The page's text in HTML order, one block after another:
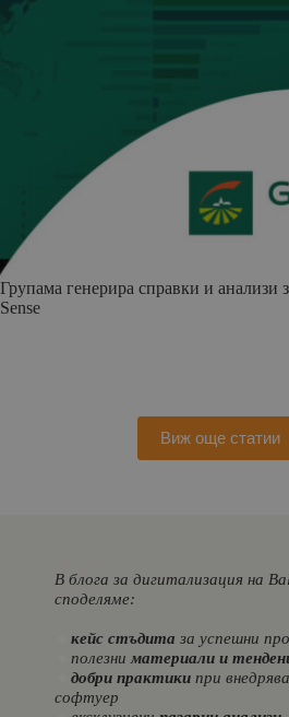
Групама генерира справки и анализи
Sense
Виж още статии
В блога за дигитализация на
споделяме:
кейс стъдита за успешни
полезни материали и
добри практики при
софтуер